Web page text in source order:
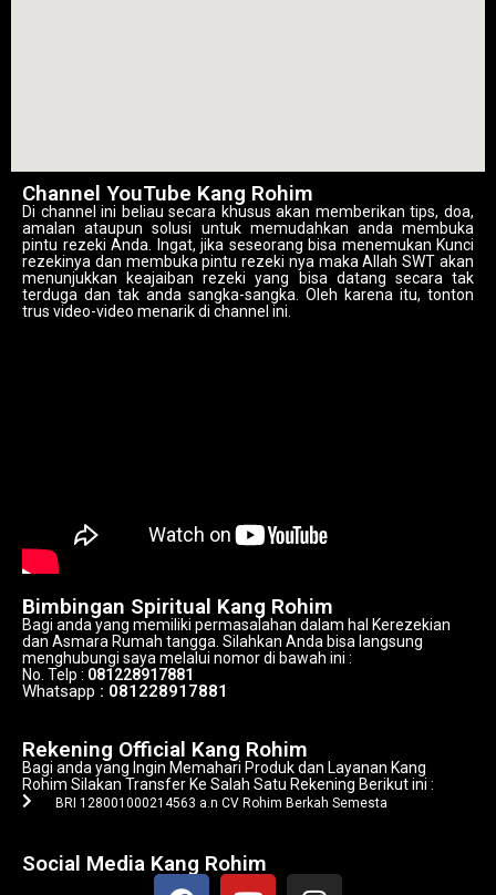
Channel YouTube Kang Rohim
Di channel ini beliau secara khusus akan memberikan tips, doa,
amalan ataupun solusi untuk memudahkan anda membuka
pintu rezeki Anda. Ingat, jika seseorang bisa menemukan Kunci
rezekinya dan membuka pintu rezeki nya maka Allah SWT akan
menunjukkan keajaiban rezeki yang bisa datang secara tak
terduga dan tak anda sangka-sangka. Oleh karena itu, tonton
trus video-video menarik di channel ini.
Bimbingan Spiritual Kang Rohim
Bagi anda yang memiliki permasalahan dalam hal Kerezekian
dan Asmara Rumah tangga. Silahkan Anda bisa langsung
menghubungi saya melalui nomor di bawah ini :
No. Telp : 081228917881
Whatsapp : 081228917881
Rekening Official Kang Rohim
Bagi anda yang Ingin Memahari Produk dan Layanan Kang
Rohim Silakan Transfer Ke Salah Satu Rekening Berikut ini :
BRI 128001000214563 a.n CV Rohim Berkah Semesta
Social Media Kang Rohim